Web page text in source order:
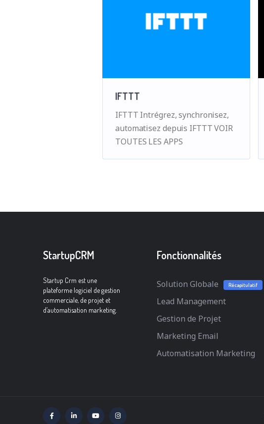
IFTTT
IFTTT Intrégrez, synchronisez,
automatisez depuis IFTTT VOIR
TOUTES LES APPS
StartupCRM
Startup Crm est une
plateforme logiciel de gestion
commerciale, de projet et
d’automatisation marketing.
Fonctionnalités
Solution Globale Récapitulatif
Lead Management
Gestion de Projet
Marketing Email
Automatisation Marketing